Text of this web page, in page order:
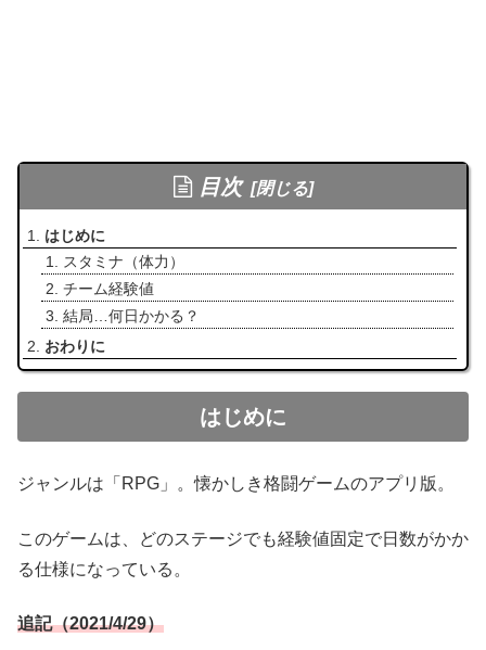
目次
はじめに
スタミナ（体力）
チーム経験値
結局…何日かかる？
おわりに
はじめに
ジャンルは「RPG」。懐かしき格闘ゲームのアプリ版。
このゲームは、どのステージでも経験値固定で日数がかか
る仕様になっている。
追記（2021/4/29）